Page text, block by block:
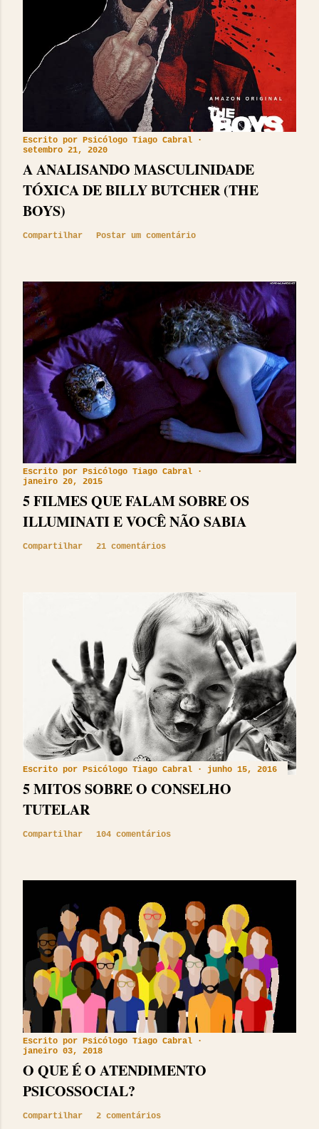
Escrito por Psicólogo Tiago Cabral
setembro 21, 2020
A ANALISANDO MASCULINIDADE
TÓXICA DE BILLY BUTCHER (THE
BOYS)
Compartilhar Postar um comentário
Escrito por Psicólogo Tiago Cabral
janeiro 20, 2015
5 FILMES QUE FALAM SOBRE OS
ILLUMINATI E VOCÊ NÃO SABIA
Compartilhar 21 comentários
Escrito por Psicólogo Tiago Cabral junho 15, 2016
5 MITOS SOBRE O CONSELHO
TUTELAR
Compartilhar 104 comentários
Escrito por Psicólogo Tiago Cabral
janeiro 03, 2018
O QUE É O ATENDIMENTO
PSICOSSOCIAL?
Compartilhar 2 comentários